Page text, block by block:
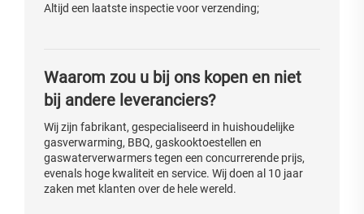
Altijd een laatste inspectie voor verzending;
Waarom zou u bij ons kopen en niet
bij andere leveranciers?
Wij zijn fabrikant, gespecialiseerd in huishoudelijke
gasverwarming, BBQ, gaskooktoestellen en
gaswaterverwarmers tegen een concurrerende prijs,
evenals hoge kwaliteit en service. Wij doen al 10 jaar
zaken met klanten over de hele wereld.